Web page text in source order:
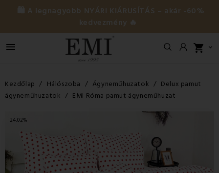
🛍️ A legnagyobb NYÁRI KIÁRUSÍTÁS – akár -60%
kedvezmény 🔥
 shopping_cart 
Kezdőlap Hálószoba Ágyneműhuzatok
Delux pamut
ágyneműhuzatok
EMI Róma pamut ágyneműhuzat
-24,02%